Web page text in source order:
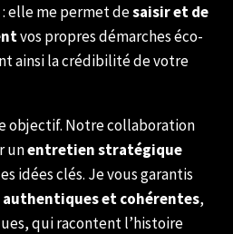
elle me permet desaisir et de
vos propres démarches éco-
ainsi la crédibilité de votre
objectif. Notre collaboration
unentretien stratégique
idées clés. Je vous garantis
authentiques et cohérentes,
qui racontent l’histoire